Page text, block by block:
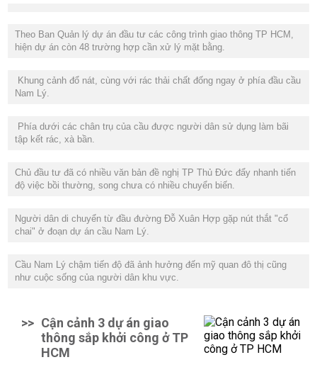
Theo Ban Quản lý dự án đầu tư các công trình giao thông TP HCM,
hiện dự án còn 48 trường hợp cần xử lý mặt bằng.
Khung cảnh đổ nát, cùng với rác thải chất đống ngay ở phía đầu cầu
Nam Lý.
Phía dưới các chân trụ của cầu được người dân sử dụng làm bãi
tập kết rác, xà bần.
Chủ đầu tư đã có nhiều văn bản đề nghị TP Thủ Đức đẩy nhanh tiến
độ việc bồi thường, song chưa có nhiều chuyển biến.
Người dân di chuyển từ đầu đường Đỗ Xuân Hợp gặp nút thắt "cổ
chai" ở đoạn dự án cầu Nam Lý.
Cầu Nam Lý chậm tiến độ đã ảnh hưởng đến mỹ quan đô thị cũng
như cuộc sống của người dân khu vực.
>> Cận cảnh 3 dự án giao
thông sắp khởi công ở TP
HCM